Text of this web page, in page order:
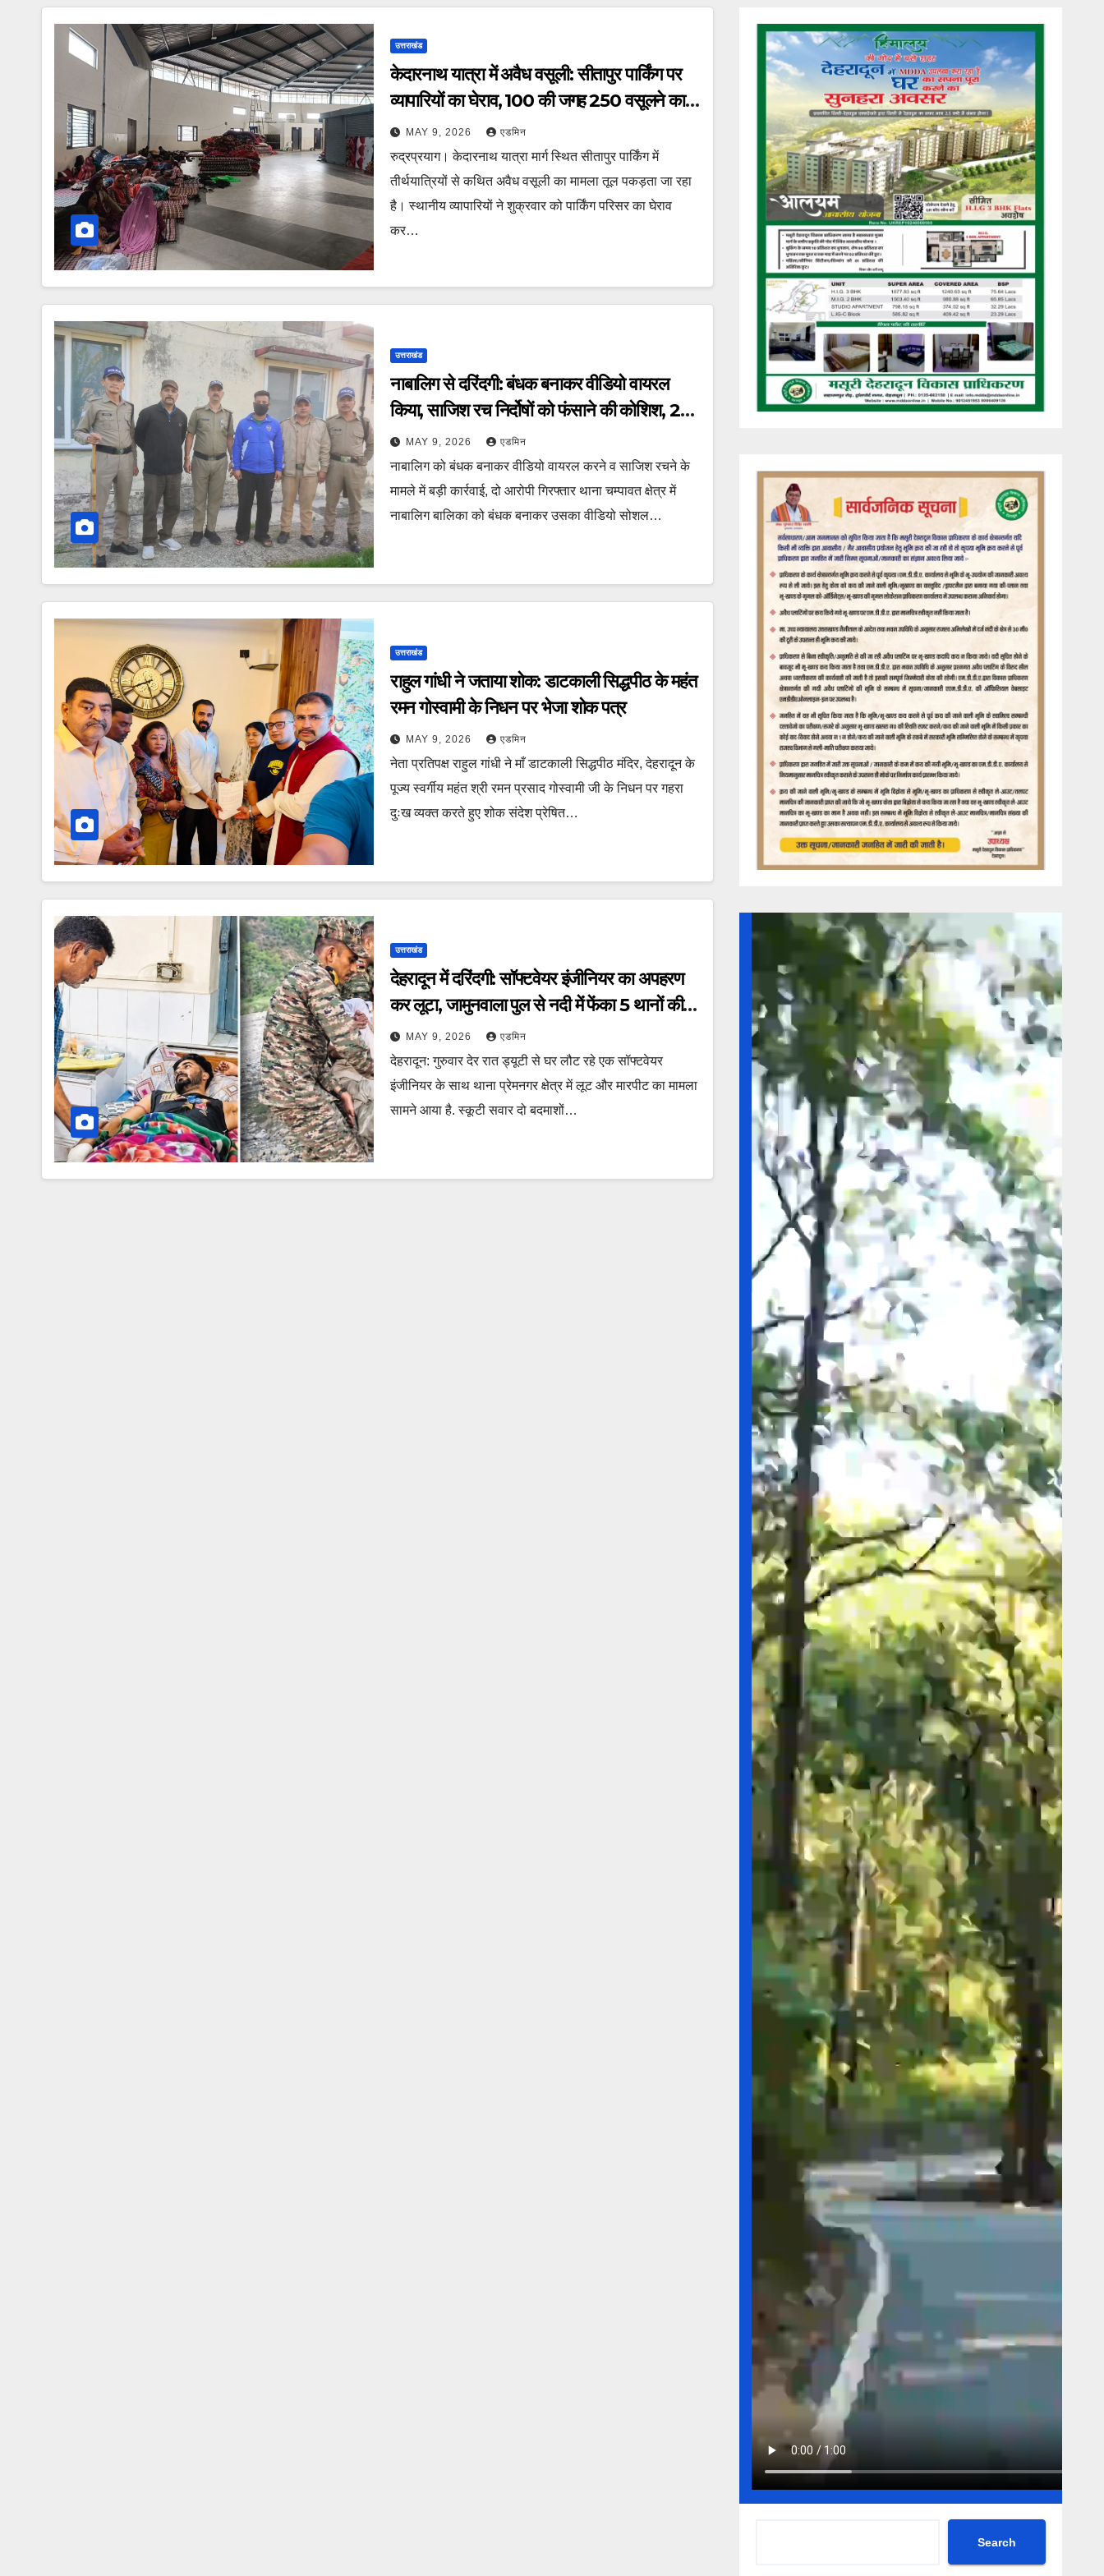
उत्तराखंड
केदारनाथ यात्रा में अवैध वसूली: सीतापुर पार्किंग पर
व्यापारियों का घेराव, ₹100 की जगह ₹250 वसूलने का
आरोपMAY 9, 2026 एडमिन
रुद्रप्रयाग। केदारनाथ यात्रा मार्ग स्थित सीतापुर पार्किंग में
तीर्थयात्रियों से कथित अवैध वसूली का मामला तूल पकड़ता जा रहा
है। स्थानीय व्यापारियों ने शुक्रवार को पार्किंग परिसर का घेराव
कर…
उत्तराखंड
नाबालिग से दरिंदगी: बंधक बनाकर वीडियो वायरल
किया, साजिश रच निर्दोषों को फंसाने की कोशिश, 2
गिरफ्तार
MAY 9, 2026 एडमिन
नाबालिग को बंधक बनाकर वीडियो वायरल करने व साजिश रचने के
मामले में बड़ी कार्रवाई, दो आरोपी गिरफ्तार थाना चम्पावत क्षेत्र में
नाबालिग बालिका को बंधक बनाकर उसका वीडियो सोशल…
उत्तराखंड
राहुल गांधी ने जताया शोक: डाटकाली सिद्धपीठ के महंत
रमन गोस्वामी के निधन पर भेजा शोक पत्र
MAY 9, 2026 एडमिन
नेता प्रतिपक्ष राहुल गांधी ने माँ डाटकाली सिद्धपीठ मंदिर, देहरादून के
पूज्य स्वर्गीय महंत श्री रमन प्रसाद गोस्वामी जी के निधन पर गहरा
दुःख व्यक्त करते हुए शोक संदेश प्रेषित…
उत्तराखंड
देहरादून में दरिंदगी: सॉफ्टवेयर इंजीनियर का अपहरण
कर लूटा, जामुनवाला पुल से नदी में फेंका 5 थानों की
पुलिस बेखबर
MAY 9, 2026 एडमिन
देहरादून: गुरुवार देर रात ड्यूटी से घर लौट रहे एक सॉफ्टवेयर
इंजीनियर के साथ थाना प्रेमनगर क्षेत्र में लूट और मारपीट का मामला
सामने आया है. स्कूटी सवार दो बदमाशों…
Search